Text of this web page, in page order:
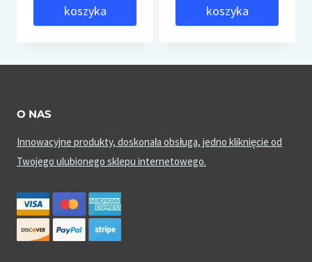
koszyka koszyka
O NAS
Innowacyjne produkty, doskonała obsługa, jedno kliknięcie od
Twojego ulubionego sklepu internetowego.